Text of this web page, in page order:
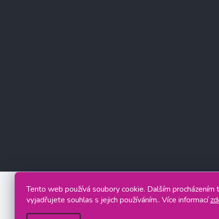
Tento web používá soubory cookie. Dalším
vyjadřujete souhlas s jejich používáním.. Více informací